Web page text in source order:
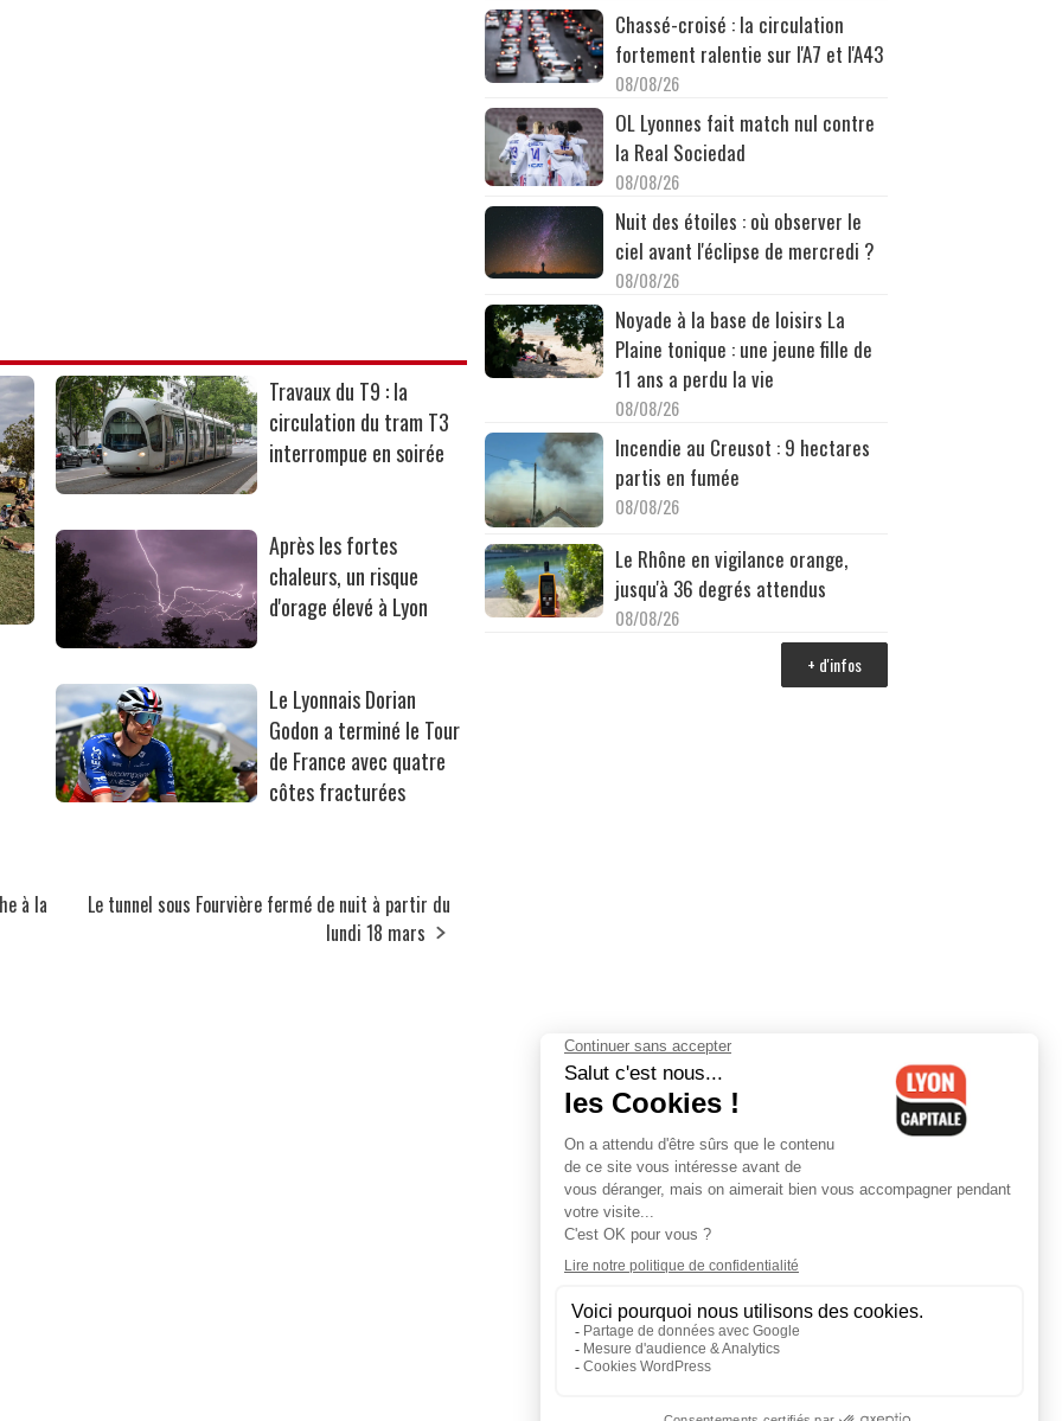
Travaux du T9 : la
circulation du tram T3
interrompue en soirée
Après les fortes
chaleurs, un risque
d'orage élevé à Lyon
Le Lyonnais Dorian
Godon a terminé le Tour
de France avec quatre
côtes fracturées
à la
Le tunnel sous Fourvière fermé de nuit à partir du
lundi 18 mars
Chassé-croisé : la circulation
fortement ralentie sur l'A7 et l'A43
08/08/26
OL Lyonnes fait match nul contre
la Real Sociedad
08/08/26
Nuit des étoiles : où observer le
ciel avant l'éclipse de mercredi ?
08/08/26
Noyade à la base de loisirs La
Plaine tonique : une jeune fille de
11 ans a perdu la vie
08/08/26
Incendie au Creusot : 9 hectares
partis en fumée
08/08/26
Le Rhône en vigilance orange,
jusqu'à 36 degrés attendus
08/08/26
+ d'infos